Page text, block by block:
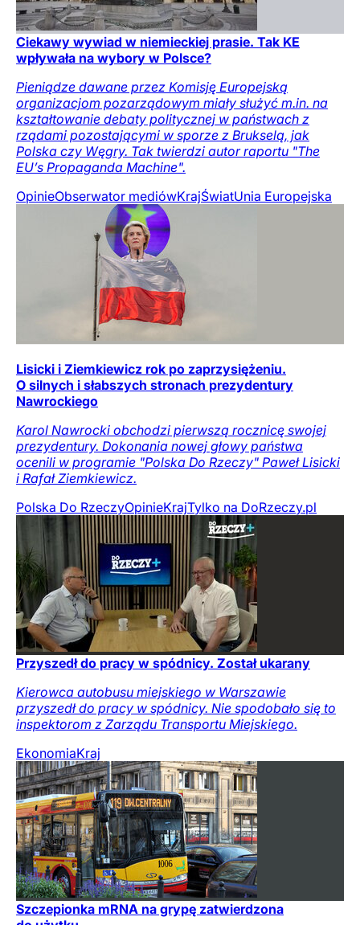
Ciekawy wywiad w niemieckiej prasie. Tak KE
wpływała na wybory w Polsce?
Pieniądze dawane przez Komisję Europejską
organizacjom pozarządowym miały służyć m.in. na
kształtowanie debaty politycznej w państwach z
rządami pozostającymi w sporze z Brukselą, jak
Polska czy Węgry. Tak twierdzi autor raportu "The
EU’s Propaganda Machine".
OpinieObserwator mediówKrajŚwiatUnia Europejska
Lisicki i Ziemkiewicz rok po zaprzysiężeniu.
O silnych i słabszych stronach prezydentury
Nawrockiego
Karol Nawrocki obchodzi pierwszą rocznicę swojej
prezydentury. Dokonania nowej głowy państwa
ocenili w programie "Polska Do Rzeczy" Paweł Lisicki
i Rafał Ziemkiewicz.
Polska Do RzeczyOpinieKrajTylko na DoRzeczy.pl
Przyszedł do pracy w spódnicy. Został ukarany
Kierowca autobusu miejskiego w Warszawie
przyszedł do pracy w spódnicy. Nie spodobało się to
inspektorom z Zarządu Transportu Miejskiego.
EkonomiaKraj
Szczepionka mRNA na grypę zatwierdzona